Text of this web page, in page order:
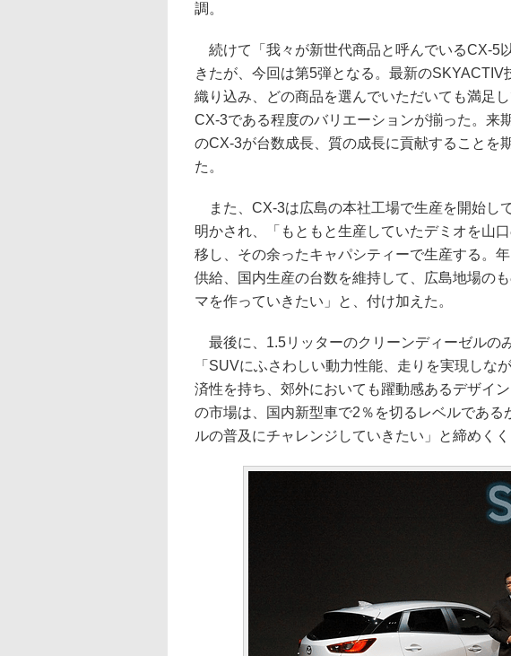
調。
続けて「我々が新世代商品と呼んでいるCX-5
きたが、今回は第5弾となる。最新の
織り込み、どの商品を選んでいただいても満足
CX-3である程度のバリエーションが揃った。来
のCX-3が台数成長、質の成長に貢献することを
た。
また、CX-3は広島の本社工場で生産を開始し
明かされ、「もともと生産していたデミオを山
移し、その余ったキャパシティーで生産する。
供給、国内生産の台数を維持して、広島地場の
マを作っていきたい」と、付け加えた。
最後に、1.5リッターのクリーンディーゼルの
「SUVにふさわしい動力性能、走りを実現しな
済性を持ち、郊外においても躍動感あるデザイ
の市場は、国内新型車で2％を切るレベルであ
ルの普及にチャレンジしていきたい」と締めくく